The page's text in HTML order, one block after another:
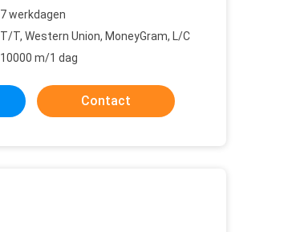
7 werkdagen
T/T, Western Union, MoneyGram, L/C
10000 m/1 dag
Contact